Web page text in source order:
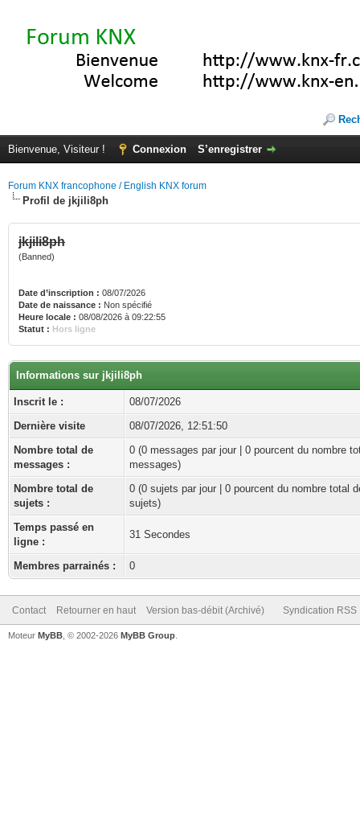
Bienvenue, Visiteur ! Connexion S’enregistrer
Forum KNX francophone / English KNX forum
Profil de jkjili8ph
jkjili8ph
(Banned)
Date d’inscription : 08/07/2026
Date de naissance : Non spécifié
Heure locale : 08/08/2026 à 09:22:55
Statut : Hors ligne
Informations sur jkjili8ph
Inscrit le :
08/07/2026
Dernière visite
08/07/2026, 12:51:50
Nombre total de
messages :
0 (0 messages par jour | 0 pourcent du nombre
messages)
Nombre total de
sujets :
0 (0 sujets par jour | 0 pourcent du nombre total
sujets)
Temps passé en
ligne :
31 Secondes
Membres parrainés : 0
Contact Retourner en haut Version bas-débit (Archivé) Syndication RSS
Moteur MyBB , © 2002-2026 MyBB Group